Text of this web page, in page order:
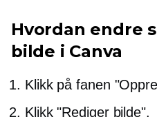
Hvordan endre
bilde i Canva
Klikk på fanen
Klikk "Rediger bilde".